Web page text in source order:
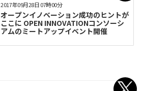
オープンイノベーション成功のヒントが
ここに OPEN INNOVATIONコンソーシ
アムのミートアップイベント開催
2017年09月28日 07時00分